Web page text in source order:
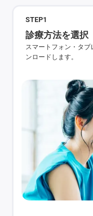
STEP1
診療方法を選択
スマートフォン・タ
ンロードします。